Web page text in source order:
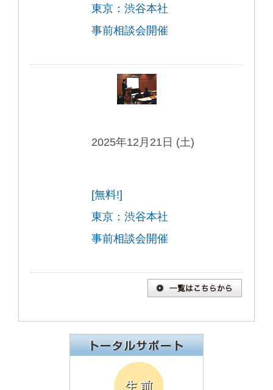
東京：渋谷本社
事前相談会開催
2025年12月21日 (土)
[無料!]
東京：渋谷本社
事前相談会開催